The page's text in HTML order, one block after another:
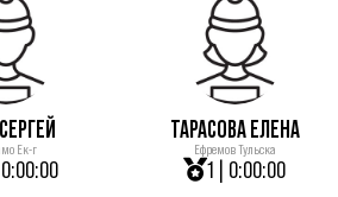
Ек-г
ТАРАСОВА ЕЛЕНА
Ефремов Тульска
1 | 0:00:00